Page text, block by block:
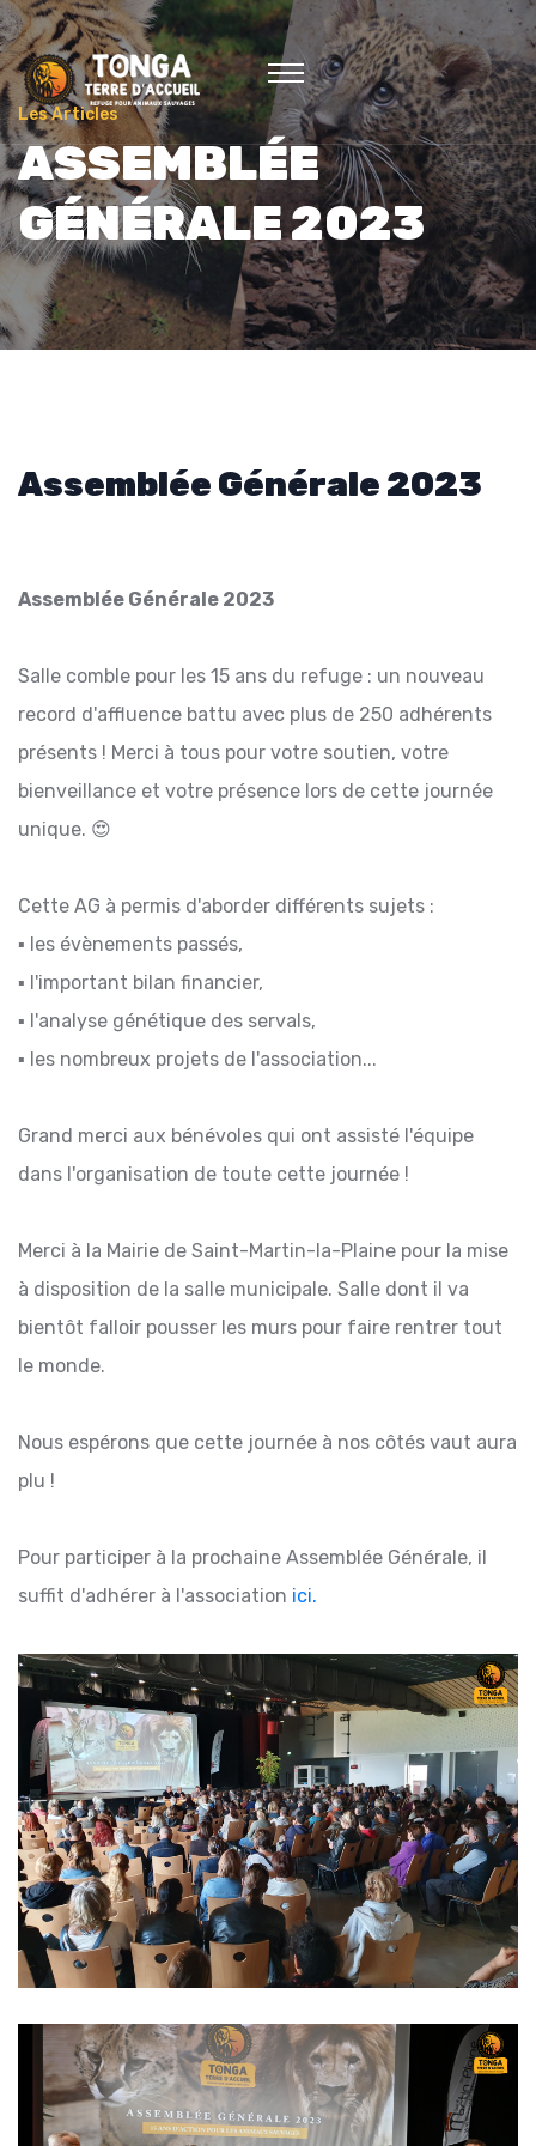
Les Articles
ASSEMBLÉE
GÉNÉRALE 2023
Assemblée Générale 2023
Assemblée Générale 2023
Salle comble pour les 15 ans du refuge : un nouveau
record d'affluence battu avec plus de 250 adhérents
présents ! Merci à tous pour votre soutien, votre
bienveillance et votre présence lors de cette journée
unique. 😍
Cette AG à permis d'aborder différents sujets :
▪️ les évènements passés,
▪️ l'important bilan financier,
▪️ l'analyse génétique des servals,
▪️ les nombreux projets de l'association...
Grand merci aux bénévoles qui ont assisté l'équipe
dans l'organisation de toute cette journée !
Merci à la Mairie de Saint-Martin-la-Plaine pour la mise
à disposition de la salle municipale. Salle dont il va
bientôt falloir pousser les murs pour faire rentrer tout
le monde.
Nous espérons que cette journée à nos côtés vaut aura
plu !
Pour participer à la prochaine Assemblée Générale, il
suffit d'adhérer à l'association ici.